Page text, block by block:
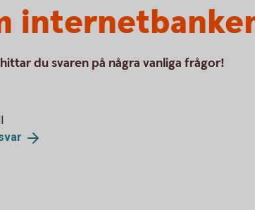
du svaren på några vanliga frågor!